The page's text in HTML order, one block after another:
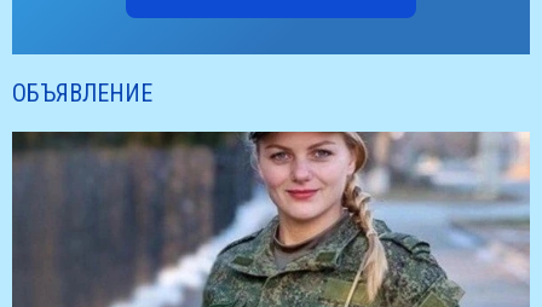
ОБЪЯВЛЕНИЕ